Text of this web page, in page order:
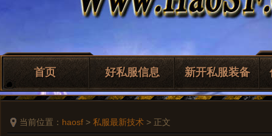
首页 好私服信息 新开私服装备
当前位置： haosf > 私服最新技术 > 正文